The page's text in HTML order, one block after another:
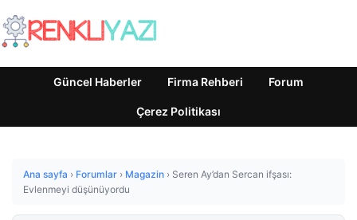
Güncel Haberler Firma Rehberi Forum
Çerez Politikası
Ana sayfa › Forumlar › Magazin › Seren Ay’dan Sercan ifşası:
Evlenmeyi düşünüyordu